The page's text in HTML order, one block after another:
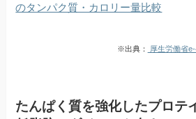
のタンパク質・カロリー量比較
※出典： 厚生労働省
たんぱく質を強化したプロテ